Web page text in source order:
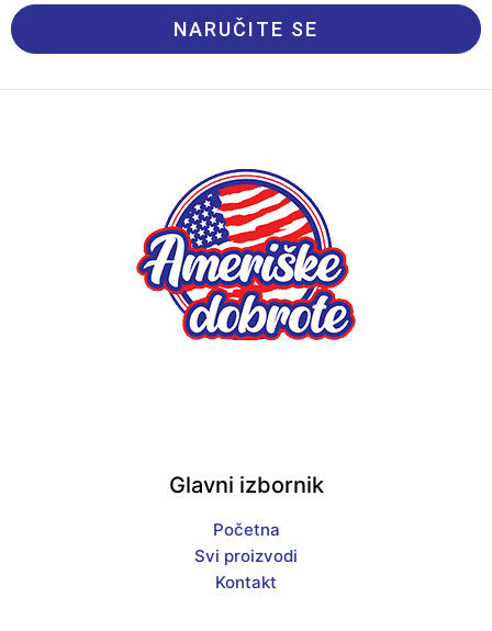
NARUČITE SE
Glavni izbornik
Početna
Svi proizvodi
Kontakt